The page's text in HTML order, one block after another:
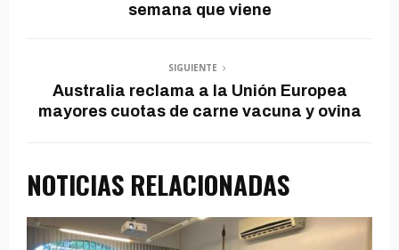
semana que viene
SIGUIENTE
Australia reclama a la Unión Europea
mayores cuotas de carne vacuna y ovina
NOTICIAS RELACIONADAS